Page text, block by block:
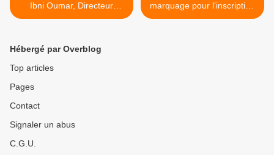
Ibni Oumar, Directeur
Général de l'ONG Aha
marquage pour l’inscription
de Ouara au Patrimoine
Hébergé par Overblog
Top articles
Pages
Contact
Signaler un abus
C.G.U.